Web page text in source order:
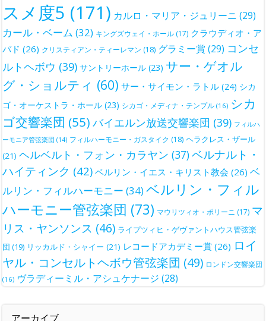
スメ度5 (171) カルロ・マリア・ジュリーニ (29)
カール・ベーム (32) キングズウェイ・ホール (17) クラウディオ・ア
バド (26) クリスティアン・ティーレマン (18) グラミー賞 (29) コンセ
ルトヘボウ (39) サントリーホール (23) サー・ゲオル
グ・ショルティ (60) サー・サイモン・ラトル (24) シカ
ゴ・オーケストラ・ホール (23) シカゴ・メディナ・テンプル (16) シカ
ゴ交響楽団 (55) バイエルン放送交響楽団 (39) フィルハ
ーモニア管弦楽団 (14) フィルハーモニー・ガスタイク (18) ヘラクレス・ザール
(21) ヘルベルト・フォン・カラヤン (37)ベルナルト・
ハイティンク (42) ベルリン・イエス・キリスト教会 (26) ベ
ルリン・フィルハーモニー (34)ベルリン・フィル
ハーモニー管弦楽団 (73) マウリツィオ・ポリーニ (17) マ
リス・ヤンソンス (46) ライプツィヒ・ゲヴァントハウス管弦楽
団 (19) リッカルド・シャイー (21) レコードアカデミー賞 (26) ロイ
ヤル・コンセルトヘボウ管弦楽団 (49) ロンドン交響楽団
(16) ヴラディーミル・アシュケナージ (28)
アーカイブ